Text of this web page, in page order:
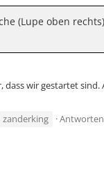
(Lupe oben
wir gestartet
zanderking